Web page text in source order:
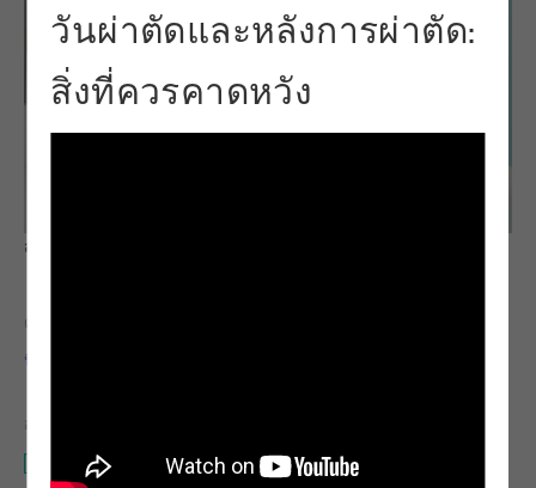
วันผ่าตัดและหลังการผ่าตัด:
สิ่งที่ควรคาดหวัง
สังเกตและเรียนรู้
ครู
นีดรา กาเบรียล
อุปกรณ์ที่ต้องใช้
สตูดิโอทั้งหมด